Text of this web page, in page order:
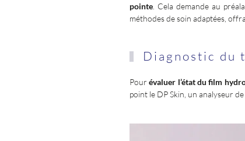
pointe . Cela demande au
méthodes de soin adaptées,
Diagnostic du
Pourévaluer l’état du film
point le DP Skin, un analyseur